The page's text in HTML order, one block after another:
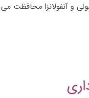
و آنفولانزا محافظت می